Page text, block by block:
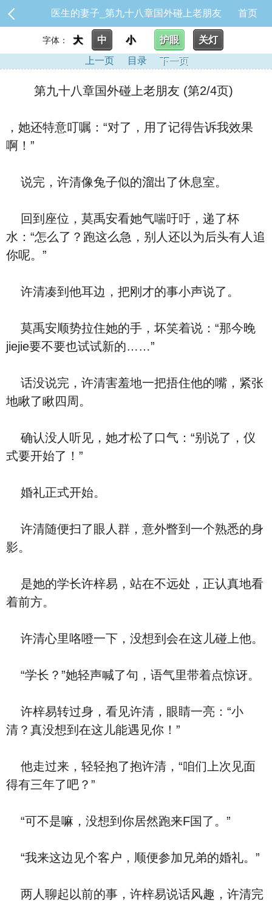
医生的妻子_第九十八章国外碰上老朋友 首页
字体： 大 中 小 护眼
关灯
上一页
目录 下一页
第九十八章国外碰上老朋友 (第2/4页)
，她还特意叮嘱：“对了，用了记得告诉我效果
啊！”
说完，许清像兔子似的溜出了休息室。
回到座位，莫禹安看她气喘吁吁，递了杯
水：“怎么了？跑这么急，别人还以为后头有人追
你呢。”
许清凑到他耳边，把刚才的事小声说了。
莫禹安顺势拉住她的手，坏笑着说：“那今晚
jiejie要不要也试试新的……”
话没说完，许清害羞地一把捂住他的嘴，紧张
地瞅了瞅四周。
确认没人听见，她才松了口气：“别说了，仪
式要开始了！”
婚礼正式开始。
许清随便扫了眼人群，意外瞥到一个熟悉的身
影。
是她的学长许梓易，站在不远处，正认真地看
着前方。
许清心里咯噔一下，没想到会在这儿碰上他。
“学长？”她轻声喊了句，语气里带着点惊讶。
许梓易转过身，看见许清，眼睛一亮：“小
清？真没想到在这儿能遇见你！”
他走过来，轻轻抱了抱许清，“咱们上次见面
得有三年了吧？”
“可不是嘛，没想到你居然跑来F国了。”
“我来这边见个客户，顺便参加兄弟的婚礼。”
两人聊起以前的事，许梓易说话风趣，许清完